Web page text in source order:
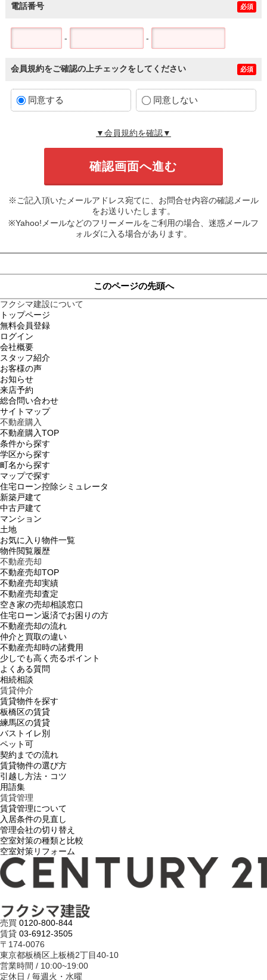
電話番号 必須
- -
会員規約をご確認の上チェックをしてください 必須
同意する 同意しない
▼会員規約を確認▼
※ご記入頂いたメールアドレス宛てに、お問合せ内容の確認メール
をお送りいたします。
※Yahoo!メールなどのフリーメールをご利用の場合、迷惑メールフ
ォルダに入る場合があります。
このページの先頭へ
フクシマ建設について
トップページ
無料会員登録
ログイン
会社概要
スタッフ紹介
お客様の声
お知らせ
来店予約
総合問い合わせ
サイトマップ
不動産購入
不動産購入TOP
条件から探す
学区から探す
町名から探す
マップで探す
住宅ローン控除シミュレータ
新築戸建て
中古戸建て
マンション
土地
お気に入り物件一覧
物件閲覧履歴
不動産売却
不動産売却TOP
不動産売却実績
不動産売却査定
空き家の売却相談窓口
住宅ローン返済でお困りの方
不動産売却の流れ
仲介と買取の違い
不動産売却時の諸費用
少しでも高く売るポイント
よくある質問
相続相談
賃貸仲介
賃貸物件を探す
板橋区の賃貸
練馬区の賃貸
バストイレ別
ペット可
契約までの流れ
賃貸物件の選び方
引越し方法・コツ
用語集
賃貸管理
賃貸管理について
入居条件の見直し
管理会社の切り替え
空室対策の種類と比較
空室対策リフォーム
売買 0120-800-844
賃貸 03-6912-3505
〒174-0076
東京都板橋区上板橋2丁目40-10
営業時間 / 10:00~19:00
定休日 / 毎週火・水曜